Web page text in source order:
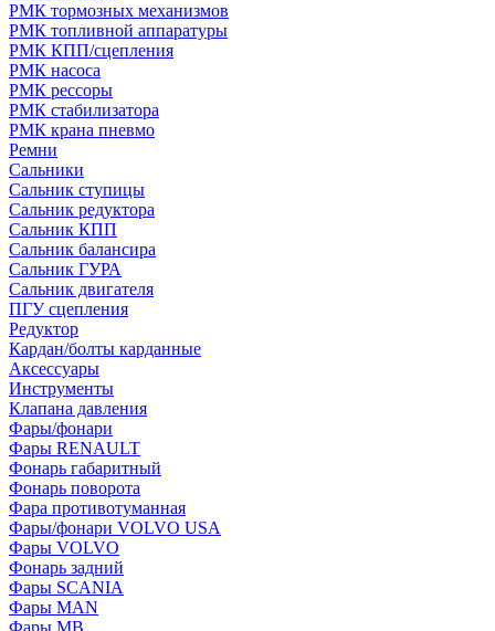
РМК тормозных механизмов
РМК топливной аппаратуры
РМК КПП/сцепления
РМК насоса
РМК рессоры
РМК стабилизатора
РМК крана пневмо
Ремни
Сальники
Сальник ступицы
Сальник редуктора
Сальник КПП
Сальник балансира
Сальник ГУРА
Сальник двигателя
ПГУ сцепления
Редуктор
Кардан/болты карданные
Аксессуары
Инструменты
Клапана давления
Фары/фонари
Фары RENAULT
Фонарь габаритный
Фонарь поворота
Фара противотуманная
Фары/фонари VOLVO USA
Фары VOLVO
Фонарь задний
Фары SCANIA
Фары MAN
Фары MB